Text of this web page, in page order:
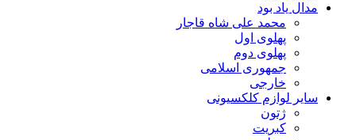
مدال یاد بود
محمد علی شاه قاجار
پهلوی اول
پهلوی دوم
جمهوری اسلامی
خارجی
سایر لوازم کلکسیونی
ژتون
کبریت